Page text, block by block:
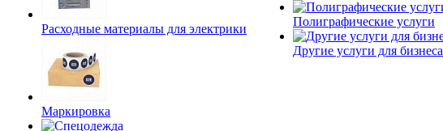
Расходные материалы для электрики
Маркировка
Полиграфические услуги
Другие услуги для бизнеса